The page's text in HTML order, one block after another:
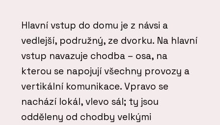
Hlavní vstup do domu je z návsi a
vedlejší, podružný, ze dvorku. Na hlavní
vstup navazuje chodba – osa, na
kterou se napojují všechny provozy a
vertikální komunikace. Vpravo se
nachází lokál, vlevo sál; ty jsou
odděleny od chodby velkými